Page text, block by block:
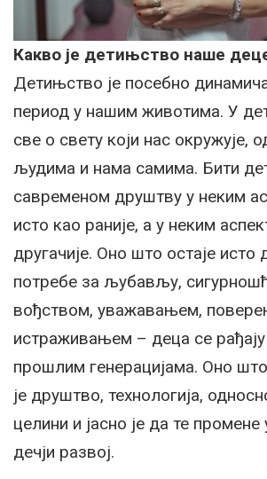
Какво је детињство наше
Детињство је посебно
период у нашим животима. У
све о свету који нас окружује,
људима и нама самима. Бити
савременом друштву у неким
исто као раније, а у неким
другачије. Оно што остаје исто
потребе за љубављу,
вођством, уважавањем,
истраживањем – деца се рађају
прошлим генерацијама. Оно
је друштво, технологија,
целини и јасно је да те промене
дечји развој.